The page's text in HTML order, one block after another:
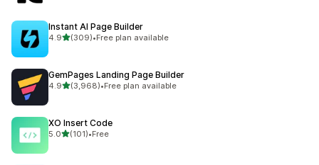
Instant AI Page Builder
4.9เต็ม 5 ดาว
(309)
ทั้งหมด 309 รีวิว
•Free plan available
GemPages Landing Page Builder
4.9เต็ม 5 ดาว
(3,968)
ทั้งหมด 3968 รีวิว
•Free plan available
XO Insert Code
5.0เต็ม 5 ดาว
(101)
ทั้งหมด 101 รีวิว
•Free